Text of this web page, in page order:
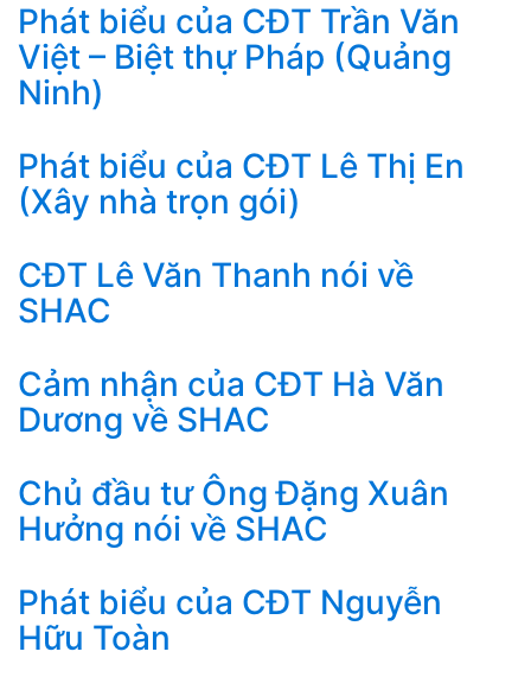
Phát biểu của CĐT Trần Văn
Việt – Biệt thự Pháp (Quảng
Ninh)
Phát biểu của CĐT Lê Thị En
(Xây nhà trọn gói)
CĐT Lê Văn Thanh nói về
SHAC
Cảm nhận của CĐT Hà Văn
Dương về SHAC
Chủ đầu tư Ông Đặng Xuân
Hưởng nói về SHAC
Phát biểu của CĐT Nguyễn
Hữu Toàn